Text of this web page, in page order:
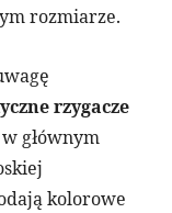
rozmiarze.
rzygacze
głównym
kolorowe